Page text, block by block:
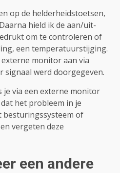
op de helderheidstoetsen,
hield ik de aan/uit-
om te controleren of
een temperatuurstijging.
monitor aan via
signaal werd doorgegeven.
je via een externe monitor
het probleem in je
besturingssysteem of
vergeten deze
een andere